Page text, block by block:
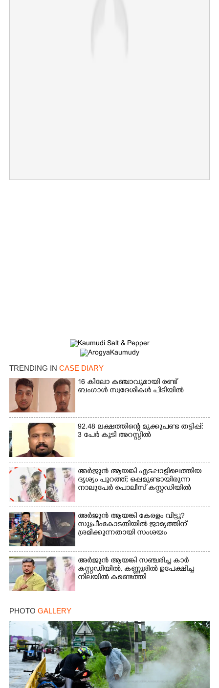
TRENDING IN CASE DIARY
16 കിലോ കഞ്ചാവുമായി രണ്ട്
ബംഗാൾ സ്വദേശികൾ പിടിയിൽ
92.48 ലക്ഷത്തിന്റെ മുക്കുപണ്ട തട്ടിപ്പ്:
3 പേർ കൂടി അറസ്റ്റിൽ
അർജുൻ ആയങ്കി എടപ്പാളിലെത്തിയ
ദൃശ്യം പുറത്ത്; ഒപ്പമുണ്ടായിരുന്ന
നാലുപേർ പൊലീസ് കസ്റ്റഡിയിൽ
അർജുൻ ആയങ്കി കേരളം വിട്ടു?
സുപ്രീംകോടതിയിൽ ജാമ്യത്തിന്
ശ്രമിക്കുന്നതായി സംശയം
അർജുൻ ആയങ്കി സഞ്ചരിച്ച കാർ
കസ്റ്റഡിയിൽ,​ കണ്ണൂരിൽ ഉപേക്ഷിച്ച
നിലയിൽ കണ്ടെത്തി
PHOTO GALLERY